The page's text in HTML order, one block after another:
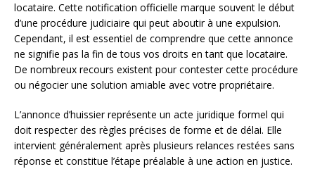
locataire. Cette notification officielle marque souvent le début
d’une procédure judiciaire qui peut aboutir à une expulsion.
Cependant, il est essentiel de comprendre que cette annonce
ne signifie pas la fin de tous vos droits en tant que locataire.
De nombreux recours existent pour contester cette procédure
ou négocier une solution amiable avec votre propriétaire.
L’annonce d’huissier représente un acte juridique formel qui
doit respecter des règles précises de forme et de délai. Elle
intervient généralement après plusieurs relances restées sans
réponse et constitue l’étape préalable à une action en justice.